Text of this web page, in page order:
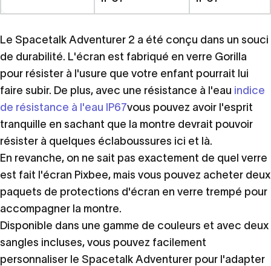
Le Spacetalk Adventurer 2 a été conçu dans un souci
de durabilité. L'écran est fabriqué en verre Gorilla
pour résister à l'usure que votre enfant pourrait lui
faire subir. De plus, avec une résistance à l'eau indice
de résistance à l'eau IP67vous pouvez avoir l'esprit
tranquille en sachant que la montre devrait pouvoir
résister à quelques éclaboussures ici et là.
En revanche, on ne sait pas exactement de quel verre
est fait l'écran Pixbee, mais vous pouvez acheter deux
paquets de protections d'écran en verre trempé pour
accompagner la montre.
Disponible dans une gamme de couleurs et avec deux
sangles incluses, vous pouvez facilement
personnaliser le Spacetalk Adventurer pour l'adapter